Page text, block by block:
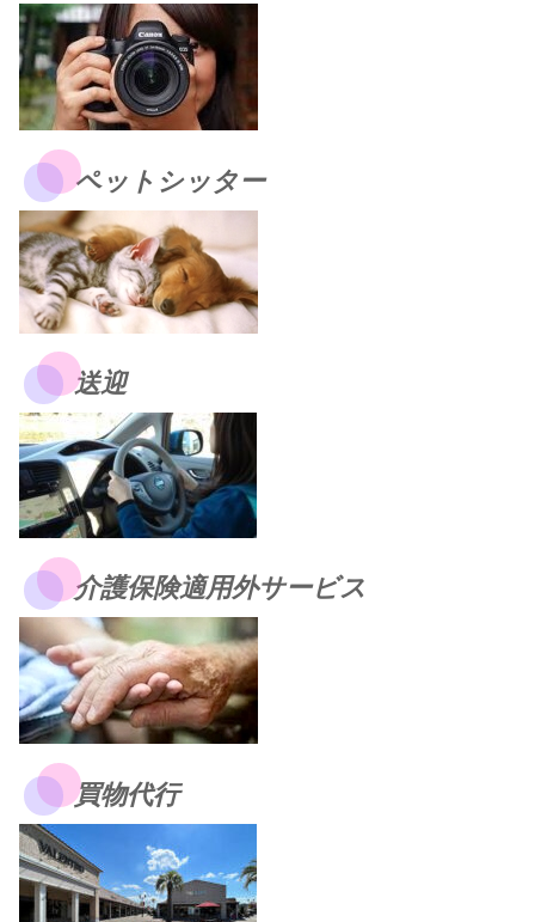
ペットシッター
送迎
介護保険適用外サービス
買物代行